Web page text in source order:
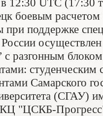
боевым
поддержке
разгонным
студенческим
Самарского
(СГАУ)
"ЦСКБ-